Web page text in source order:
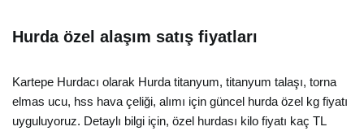
Hurda özel alaşım satış fiyatları
Kartepe Hurdacı olarak Hurda titanyum, titanyum talaşı, torna
elmas ucu, hss hava çeliği, alımı için güncel hurda özel kg fiyatı
uyguluyoruz. Detaylı bilgi için, özel hurdası kilo fiyatı kaç TL